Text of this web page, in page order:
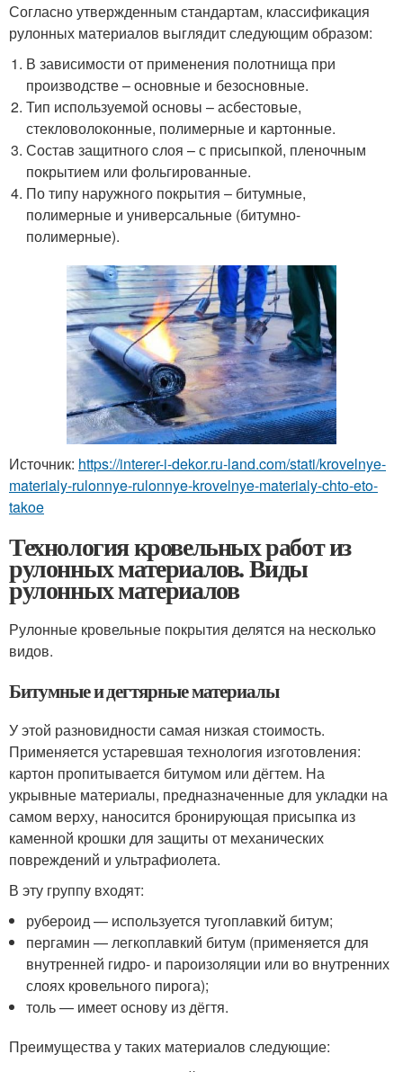
Согласно утвержденным стандартам, классификация
рулонных материалов выглядит следующим образом:
В зависимости от применения полотнища при
производстве – основные и безосновные.
Тип используемой основы – асбестовые,
стекловолоконные, полимерные и картонные.
Состав защитного слоя – с присыпкой, пленочным
покрытием или фольгированные.
По типу наружного покрытия – битумные,
полимерные и универсальные (битумно-
полимерные).
Источник: https://interer-i-dekor.ru-land.com/stati/krovelnye-
materialy-rulonnye-rulonnye-krovelnye-materialy-chto-eto-
takoe
Технология кровельных работ из
рулонных материалов. Виды
рулонных материалов
Рулонные кровельные покрытия делятся на несколько
видов.
Битумные и дегтярные материалы
У этой разновидности самая низкая стоимость.
Применяется устаревшая технология изготовления:
картон пропитывается битумом или дёгтем. На
укрывные материалы, предназначенные для укладки на
самом верху, наносится бронирующая присыпка из
каменной крошки для защиты от механических
повреждений и ультрафиолета.
В эту группу входят:
рубероид — используется тугоплавкий битум;
пергамин — легкоплавкий битум (применяется для
внутренней гидро- и пароизоляции или во внутренних
слоях кровельного пирога);
толь — имеет основу из дёгтя.
Преимущества у таких материалов следующие: